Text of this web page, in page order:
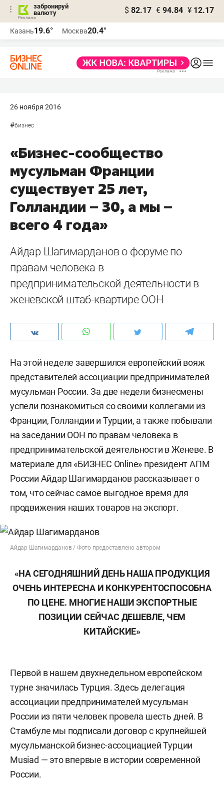
забронируй
валюту
$ 82.17 € 94.84 ¥ 12.17
Казань19.6° Москва20.4°
26 ноября 2016
#бизнес
«Бизнес-сообщество
мусульман Франции
существует 25 лет,
Голландии – 30, а мы –
всего 4 года»
Айдар Шагимарданов о форуме по
правам человека в
предпринимательской деятельности в
женевской штаб-квартире ООН
На этой неделе завершился европейский вояж
представителей ассоциации предпринимателей
мусульман России. За две недели бизнесмены
успели познакомиться со своими коллегами из
Франции, Голландии и Турции, а также побывали
на заседании ООН по правам человека в
предпринимательской деятельности в Женеве. В
материале для «БИЗНЕС Online» президент АПМ
России Айдар Шагимарданов рассказывает о
том, что сейчас самое выгодное время для
продвижения наших товаров на экспорт.
Айдар Шагимарданов / Фото предоставлено автором
«НА СЕГОДНЯШНИЙ ДЕНЬ НАША ПРОДУКЦИЯ
ОЧЕНЬ ИНТЕРЕСНА И КОНКУРЕНТОСПОСОБНА
ПО ЦЕНЕ. МНОГИЕ НАШИ ЭКСПОРТНЫЕ
ПОЗИЦИИ СЕЙЧАС ДЕШЕВЛЕ, ЧЕМ
КИТАЙСКИЕ»
Первой в нашем двухнедельном европейском
турне значилась Турция. Здесь делегация
ассоциации предпринимателей мусульман
России из пяти человек провела шесть дней. В
Стамбуле мы подписали договор с крупнейшей
мусульманской бизнес-ассоциацией Турции
Musiad — это впервые в истории современной
России.